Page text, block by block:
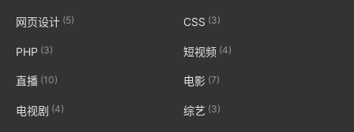
网页设计 (5) CSS (3)
PHP (3) 短视频(4)
直播 (10) 电影 (7)
电视剧 (4) 综艺 (3)